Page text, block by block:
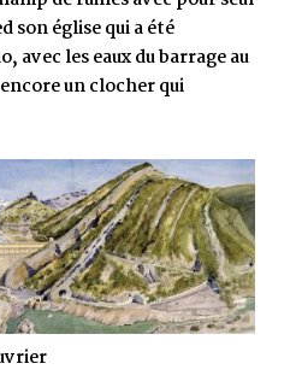
son église qui a été
avec les eaux du barrage au
un clocher qui